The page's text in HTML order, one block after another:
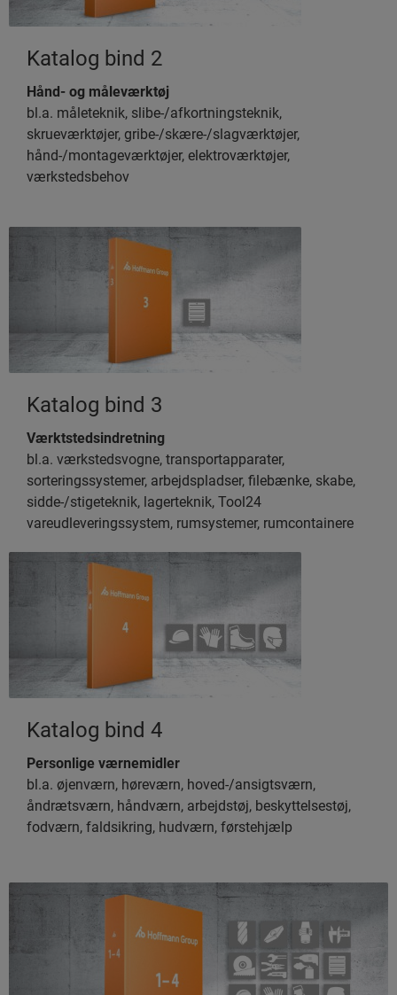
Katalog bind 2
Hånd- og måleværktøj
bl.a. måleteknik, slibe-/afkortningsteknik,
skrueværktøjer, gribe-/skære-/slagværktøjer,
hånd-/montageværktøjer, elektroværktøjer,
værkstedsbehov
Katalog bind 3
Værktstedsindretning
bl.a. værkstedsvogne, transportapparater,
sorteringssystemer, arbejdspladser, filebænke, skabe,
sidde-/stigeteknik, lagerteknik, Tool24
vareudleveringssystem, rumsystemer, rumcontainere
Katalog bind 4
Personlige værnemidler
bl.a. øjenværn, høreværn, hoved-/ansigtsværn,
åndrætsværn, håndværn, arbejdstøj, beskyttelsestøj,
fodværn, faldsikring, hudværn, førstehjælp